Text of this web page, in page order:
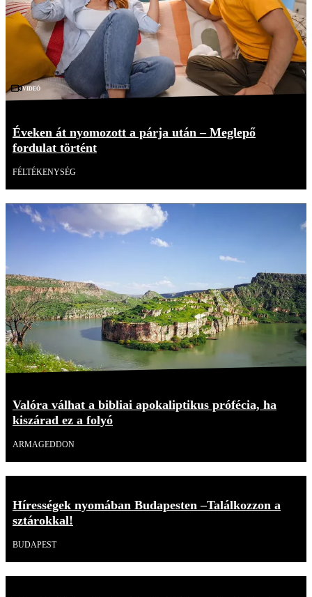
Videó
Éveken át nyomozott a párja után – Meglepő
fordulat történt
FÉLTÉKENYSÉG
Valóra válhat a bibliai apokaliptikus prófécia, ha
kiszárad ez a folyó
ARMAGEDDON
Hírességek nyomában Budapesten –Találkozzon a
sztárokkal!
BUDAPEST